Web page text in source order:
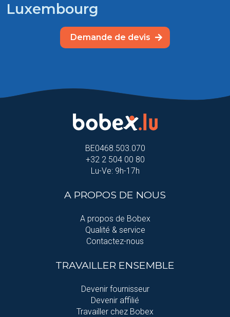
Luxembourg
Demande de devis
BE0468.503.070
+32 2 504 00 80
Lu-Ve: 9h-17h
A PROPOS DE NOUS
A propos de Bobex
Qualité & service
Contactez-nous
TRAVAILLER ENSEMBLE
Devenir fournisseur
Devenir affilié
Travailler chez Bobex